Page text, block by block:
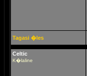
Tagasi �les
Celtic
K�laline